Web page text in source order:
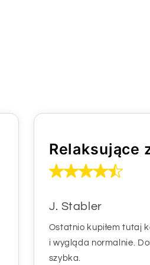
Relaksujące
J. Stabler
Ostatnio kupiłem tutaj
i wygląda normalnie.
szybka.